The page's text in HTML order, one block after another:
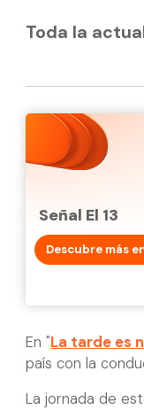
Toda la
Señal El 13
Descubre más
En "La tarde es
país con la
La jornada de